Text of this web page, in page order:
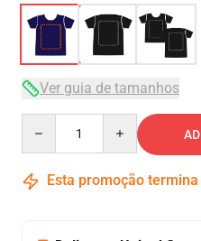
Ver guia de tamanhos
Esta promoção termina